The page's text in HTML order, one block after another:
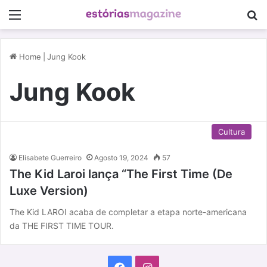
Home Jung Kook
Jung Kook
Cultura
Elisabete Guerreiro Agosto 19, 2024 57
The Kid Laroi lança “The First Time (De
Luxe Version)
The Kid LAROI acaba de completar a etapa norte-americana
da THE FIRST TIME TOUR.